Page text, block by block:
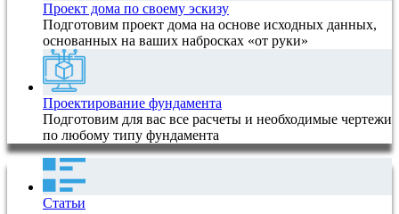
Проект дома по своему эскизу
Подготовим проект дома на основе исходных данных,
основанных на ваших набросках «от руки»
Проектирование фундамента
Подготовим для вас все расчеты и необходимые чертежи
по любому типу фундамента
Статьи